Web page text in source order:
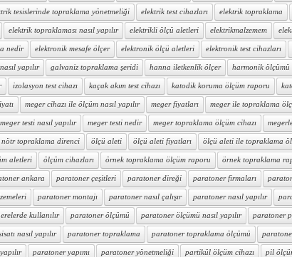
tesislerinde topraklama yönetmeliği elektrik test cihazları elektrik topraklama
elektrik topraklaması nasıl yapılır elektrikli ölçü aletleri elektrikmalzemem
nedir elektronik mesafe ölçer elektronik ölçü aletleri elektronik test cihazları
yapılır galvaniz topraklama şeridi hanna iletkenlik ölçer harmonik ölçümü
izolasyon test cihazı kaçak akım test cihazı katodik koruma ölçüm raporu
meger cihazı ile ölçüm nasıl yapılır meger fiyatları meger ile topraklama
meger testi nasıl yapılır meger testi nedir meger topraklama ölçüm cihazı
nötr topraklama direnci ölçü aleti ölçü aleti fiyatları ölçü aleti ile topraklama
aletleri ölçüm cihazları örnek topraklama ölçüm raporu örnek topraklama
ankara paratoner çeşitleri paratoner direği paratoner firmaları
paratoner montajı paratoner nasıl çalışır paratoner nasıl yapılır
kullanılır paratoner ölçümü paratoner ölçümü nasıl yapılır paratoner
nasıl yapılır paratoner topraklama paratoner topraklama ölçümü
paratoner yapımı paratoner yönetmeliği partikül ölçüm cihazı pil